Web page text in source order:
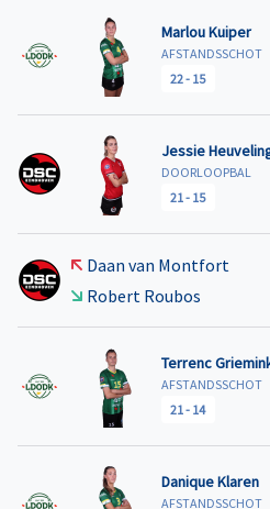
Marlou Kuiper
AFSTANDSSCHOT
22- 15
Jessie
DOORLOOPBAL
21- 15
Daan van Montfort
Robert Roubos
Terrenc
AFSTANDSSCHOT
21- 14
Danique Klaren
AFSTANDSSCHOT